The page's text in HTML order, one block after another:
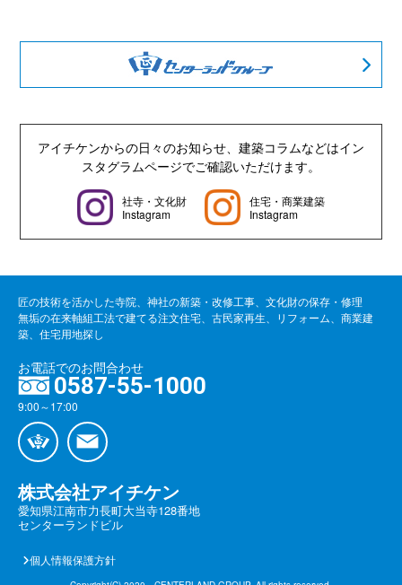
アイチケンからの日々のお知らせ、建築コラムなどはイン
スタグラムページでご確認いただけます。
社寺・文化財
Instagram
住宅・商業建築
Instagram
匠の技術を活かした寺院、神社の新築・改修工事、文化財の保存・修理
無垢の在来軸組工法で建てる注文住宅、古民家再生、リフォーム、商業建
築、住宅用地探し
株式会社アイチケン
愛知県江南市力長町大当寺128番地
センターランドビル
お電話でのお問合わせ
0587-55-1000
9:00～17:00
個人情報保護方針